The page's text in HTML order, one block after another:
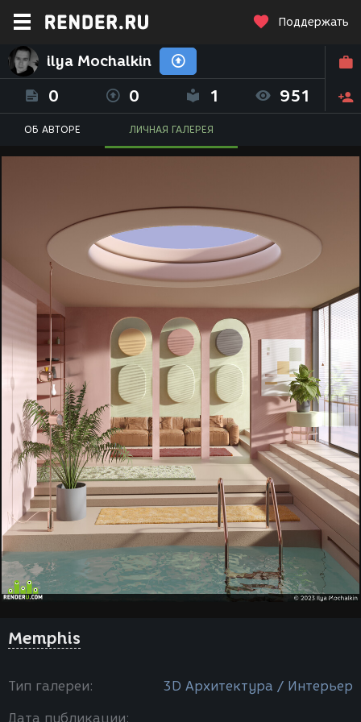
Поддержать
ilya Mochalkin
0 0 1 951
ОБ АВТОРЕ ЛИЧНАЯ ГАЛЕРЕЯ
Memphis
Тип галереи: 3D Архитектура / Интерьер
Дата публикации: